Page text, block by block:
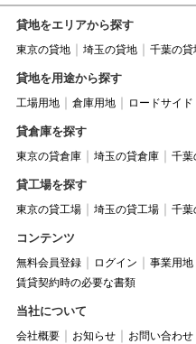
貸地をエリアから探す
東京の貸地 埼玉の貸地 千葉の貸
貸地を用途から探す
工場用地 倉庫用地 ロードサイド
貸倉庫を探す
東京の貸倉庫 埼玉の貸倉庫 千葉
貸工場を探す
東京の貸工場 埼玉の貸工場 千葉
コンテンツ
無料会員登録 ログイン
事業用地
賃貸契約時の必要な書類
当社について
会社概要 お知らせ お問い合わせ